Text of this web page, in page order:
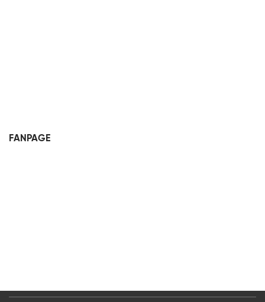
FANPAGE